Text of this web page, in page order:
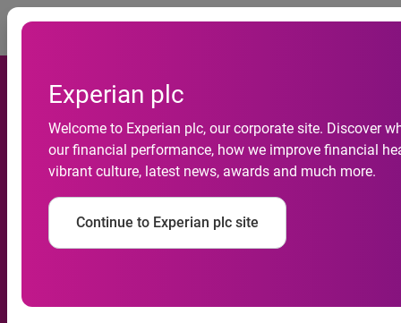
Experian plc
Welcome to Experian plc, our corporate site. Discover
our financial performance, how we improve financial
vibrant culture, latest news, awards and much more.
Continue to Experian plc site
Dia das Crianças puxa alta
nos cheques sem fundos,
revela Serasa Experian